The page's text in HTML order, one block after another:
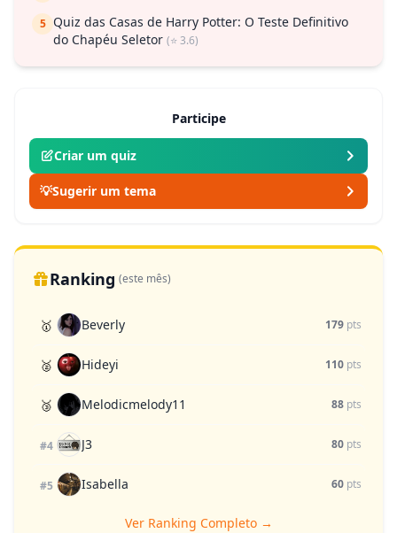
5 Quiz das Casas de Harry Potter: O Teste Definitivo
do Chapéu Seletor (⭐ 3.6)
Participe
Criar um quiz
💡Sugerir um tema
Ranking (este mês)
🥇 Beverly 179 pts
🥈 Hideyi 110 pts
🥉 Melodicmelody11 88 pts
#4 J3 80 pts
#5 Isabella 60 pts
Ver Ranking Completo →